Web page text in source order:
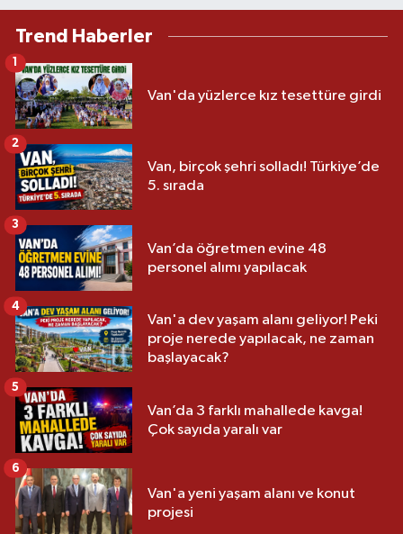
Trend Haberler
Van'da yüzlerce kız tesettüre girdi
1
Van, birçok şehri solladı! Türkiye’de
5. sırada
2
Van’da öğretmen evine 48
personel alımı yapılacak
3
Van'a dev yaşam alanı geliyor! Peki
proje nerede yapılacak, ne zaman
başlayacak?
4
Van’da 3 farklı mahallede kavga!
Çok sayıda yaralı var
5
Van'a yeni yaşam alanı ve konut
projesi
6